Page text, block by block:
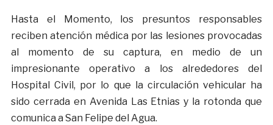
Hasta el Momento, los presuntos responsables
reciben atención médica por las lesiones provocadas
al momento de su captura, en medio de un
impresionante operativo a los alrededores del
Hospital Civil, por lo que la circulación vehicular ha
sido cerrada en Avenida Las Etnias y la rotonda que
comunica a San Felipe del Agua.